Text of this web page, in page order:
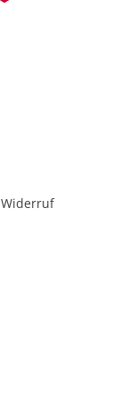
Widerruf